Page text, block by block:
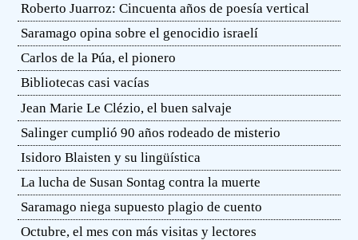
Roberto Juarroz: Cincuenta años de poesía vertical
Saramago opina sobre el genocidio israelí
Carlos de la Púa, el pionero
Bibliotecas casi vacías
Jean Marie Le Clézio, el buen salvaje
Salinger cumplió 90 años rodeado de misterio
Isidoro Blaisten y su lingüística
La lucha de Susan Sontag contra la muerte
Saramago niega supuesto plagio de cuento
Octubre, el mes con más visitas y lectores